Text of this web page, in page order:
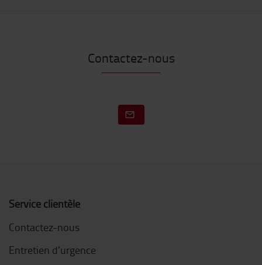
Contactez-nous
Service clientèle
Contactez-nous
Entretien d'urgence